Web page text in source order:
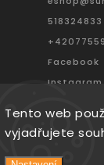
Tento web
vyjadřujete
518324833
Facebook
Instagram